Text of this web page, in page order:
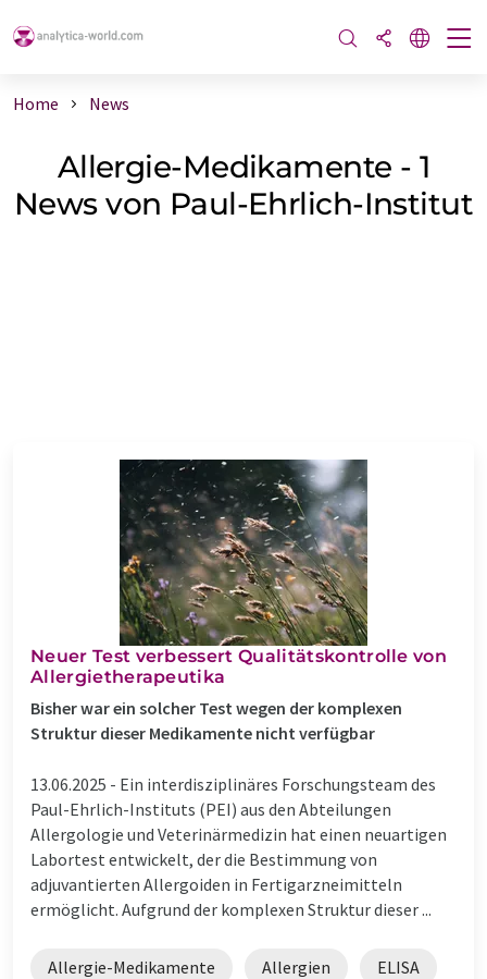
Home News
Allergie-Medikamente - 1
News von Paul-Ehrlich-Institut
Neuer Test verbessert Qualitätskontrolle von
Allergietherapeutika
Bisher war ein solcher Test wegen der komplexen
Struktur dieser Medikamente nicht verfügbar
13.06.2025 - Ein interdisziplinäres Forschungsteam des
Paul-Ehrlich-Instituts (PEI) aus den Abteilungen
Allergologie und Veterinärmedizin hat einen neuartigen
Labortest entwickelt, der die Bestimmung von
adjuvantierten Allergoiden in Fertigarzneimitteln
ermöglicht. Aufgrund der komplexen Struktur dieser ...
Allergie-Medikamente Allergien ELISA